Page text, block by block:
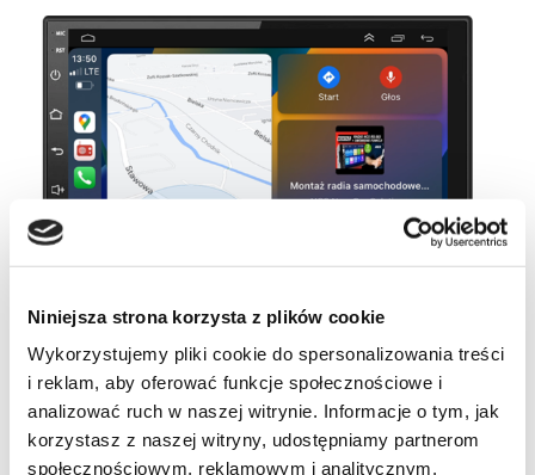
Niniejsza strona korzysta z plików cookie
Wykorzystujemy pliki cookie do spersonalizowania treści
i reklam, aby oferować funkcje społecznościowe i
analizować ruch w naszej witrynie. Informacje o tym, jak
korzystasz z naszej witryny, udostępniamy partnerom
społecznościowym, reklamowym i analitycznym.
Brak produktów w koszyku.
Idź do sklepu
> Wbudowana nawigacja Google Maps z mapami
całego świata.
>Możliwość pobrania dowolnej aplikacji nawigacyjnej